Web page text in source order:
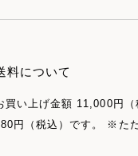
料について
買い上げ金額 11,000円
円（税込）です。 ※た